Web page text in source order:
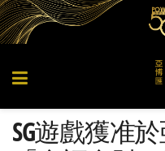
SG遊戲獲准